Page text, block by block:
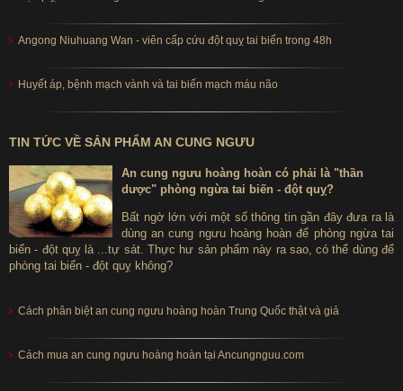
Angong Niuhuang Wan - viên cấp cứu đột quỵ tai biến trong 48h
Huyết áp, bệnh mạch vành và tai biến mạch máu não
TIN TỨC VỀ SẢN PHẨM AN CUNG NGƯU
An cung ngưu hoàng hoàn có phải là "thần
dược" phòng ngừa tai biến - đột quỵ?
Bất ngờ lớn với một số thông tin gần đây đưa ra là
dùng an cung ngưu hoàng hoàn để phòng ngừa tai
biến - đột quỵ là ...tự sát. Thực hư sản phẩm này ra sao, có thể dùng để
phòng tai biến - đột quỵ không?
Cách phân biệt an cung ngưu hoàng hoàn Trung Quốc thật và giả
Cách mua an cung ngưu hoàng hoàn tại Ancungnguu.com